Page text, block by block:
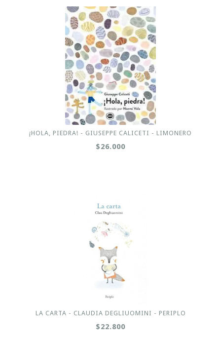
¡HOLA, PIEDRA! - GIUSEPPE CALICETI - LIMONERO
$26.000
LA CARTA - CLAUDIA DEGLIUOMINI - PERIPLO
$22.800